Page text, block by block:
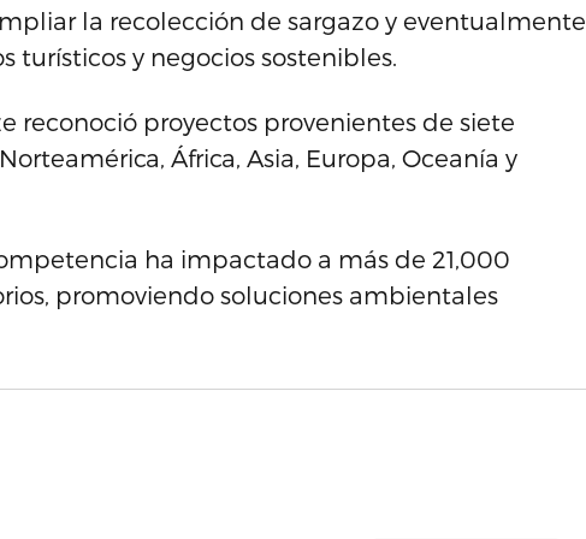
la recolección de sargazo y eventualmente
turísticos y negocios sostenibles.
reconoció proyectos provenientes de siete
África, Asia, Europa, Oceanía y
ha impactado a más de 21,000
promoviendo soluciones ambientales